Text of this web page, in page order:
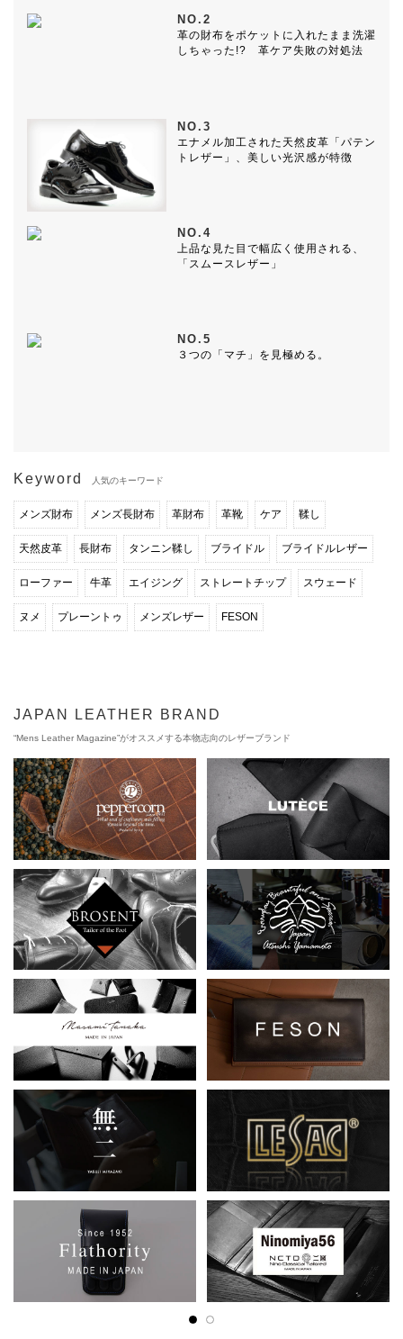
NO.2
革の財布をポケットに入れたまま洗濯
しちゃった!? 革ケア失敗の対処法
NO.3
エナメル加工された天然皮革「パテン
トレザー」、美しい光沢感が特徴
NO.4
上品な見た目で幅広く使用される、
「スムースレザー」
NO.5
３つの「マチ」を見極める。
Keyword 人気のキーワード
メンズ財布 メンズ長財布 革財布 革靴 ケア 鞣し
天然皮革 長財布 タンニン鞣し ブライドル ブライドルレザー
ローファー 牛革 エイジング ストレートチップ スウェード
ヌメ プレーントゥ メンズレザー FESON
JAPAN LEATHER BRAND
“Mens Leather Magazine”がオススメする本物志向のレザーブランド